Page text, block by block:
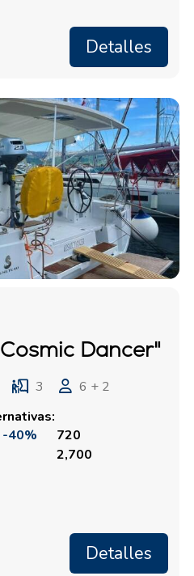
Detalles
Dancer"
3
6 + 2
-40%
720
2,700
Detalles